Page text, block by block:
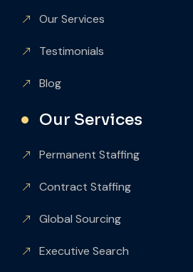
Our Services
Testimonials
Blog
Our Services
Permanent Staffing
Contract Staffing
Global Sourcing
Executive Search